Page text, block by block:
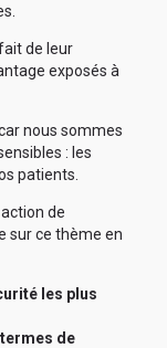
de leur
exposés à
nous sommes
: les
patients.
de
sur ce thème en
les plus
de